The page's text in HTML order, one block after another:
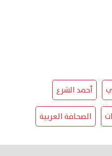
أحمد الشرع
الصحافة العربية